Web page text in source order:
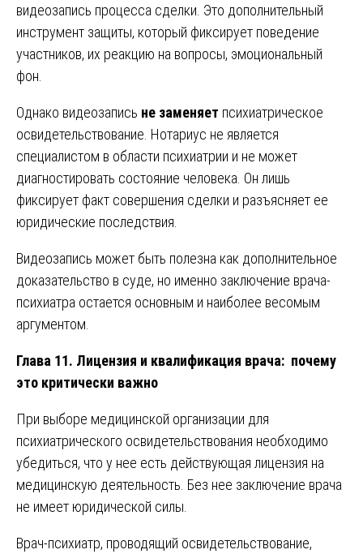
видеозапись процесса сделки. Это дополнительный
инструмент защиты, который фиксирует поведение
участников, их реакцию на вопросы, эмоциональный
фон.
Однако видеозапись не заменяет психиатрическое
освидетельствование. Нотариус не является
специалистом в области психиатрии и не может
диагностировать состояние человека. Он лишь
фиксирует факт совершения сделки и разъясняет ее
юридические последствия.
Видеозапись может быть полезна как дополнительное
доказательство в суде, но именно заключение врача-
психиатра остается основным и наиболее весомым
аргументом.
Глава 11. Лицензия и квалификация врача: почему
это критически важно
При выборе медицинской организации для
психиатрического освидетельствования необходимо
убедиться, что у нее есть действующая лицензия на
медицинскую деятельность. Без нее заключение врача
не имеет юридической силы.
Врач-психиатр, проводящий освидетельствование,